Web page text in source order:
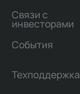
Связи с
инвесторами
События
Техподдержка